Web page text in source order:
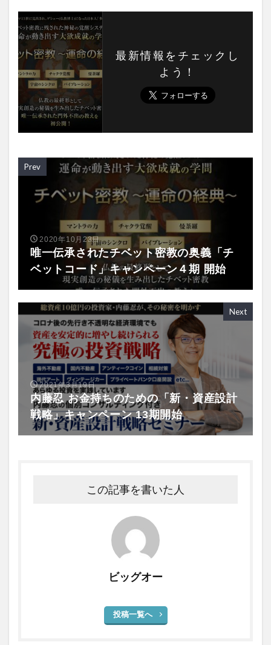
最新情報をチェックし
よう！
Prev
2020年10月23日
唯一伝承されたチベット密教の奥義「チ
ベットコード」キャンペーン４期 開始
Next
2021年3月19日
内藤忍 お金持ちのための「新・資産設計
戦略」キャンペーン 13期開始
この記事を書いた人
ビッグオー
投稿一覧へ